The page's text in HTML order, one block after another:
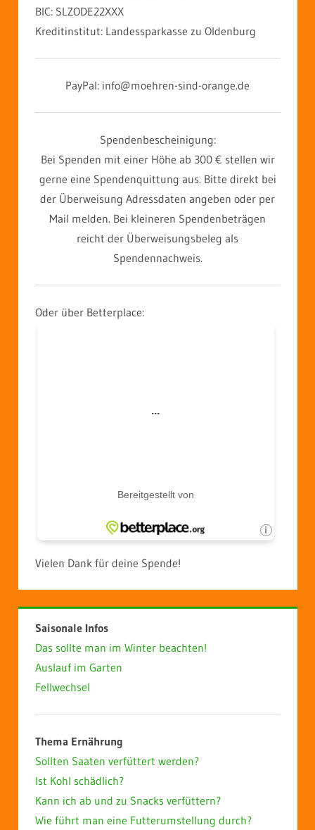
BIC: SLZODE22XXX
Kreditinstitut: Landessparkasse zu Oldenburg
PayPal: info@moehren-sind-orange.de
Spendenbescheinigung:
Bei Spenden mit einer Höhe ab 300 € stellen wir
gerne eine Spendenquittung aus. Bitte direkt bei
der Überweisung Adressdaten angeben oder per
Mail melden. Bei kleineren Spendenbeträgen
reicht der Überweisungsbeleg als
Spendennachweis.
Oder über Betterplace:
Vielen Dank für deine Spende!
Saisonale Infos
Das sollte man im Winter beachten!
Auslauf im Garten
Fellwechsel
Thema Ernährung
Sollten Saaten verfüttert werden?
Ist Kohl schädlich?
Kann ich ab und zu Snacks verfüttern?
Wie führt man eine Futterumstellung durch?